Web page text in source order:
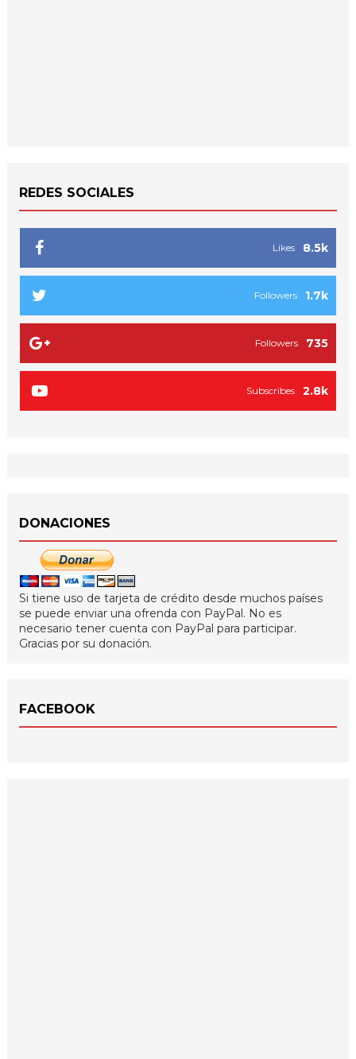
REDES SOCIALES
8.5k
Likes
1.7k
Followers
735
Followers
2.8k
Subscribes
DONACIONES
Si tiene uso de tarjeta de crédito desde muchos países
se puede enviar una ofrenda con PayPal. No es
necesario tener cuenta con PayPal para participar.
Gracias por su donación.
FACEBOOK